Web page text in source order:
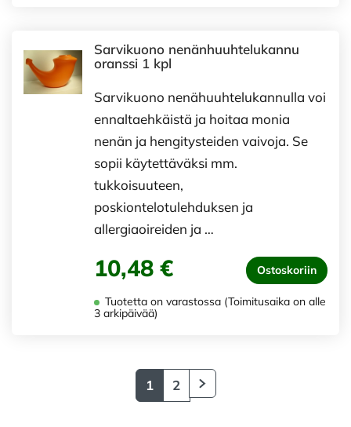
Sarvikuono nenänhuuhtelukannu
oranssi 1 kpl
Sarvikuono nenähuuhtelukannulla voi
ennaltaehkäistä ja hoitaa monia
nenän ja hengitysteiden vaivoja. Se
sopii käytettäväksi mm.
tukkoisuuteen,
poskiontelotulehduksen ja
allergiaoireiden ja …
10,48 € Ostoskoriin
Tuotetta on varastossa (Toimitusaika on alle
3 arkipäivää)
1 2